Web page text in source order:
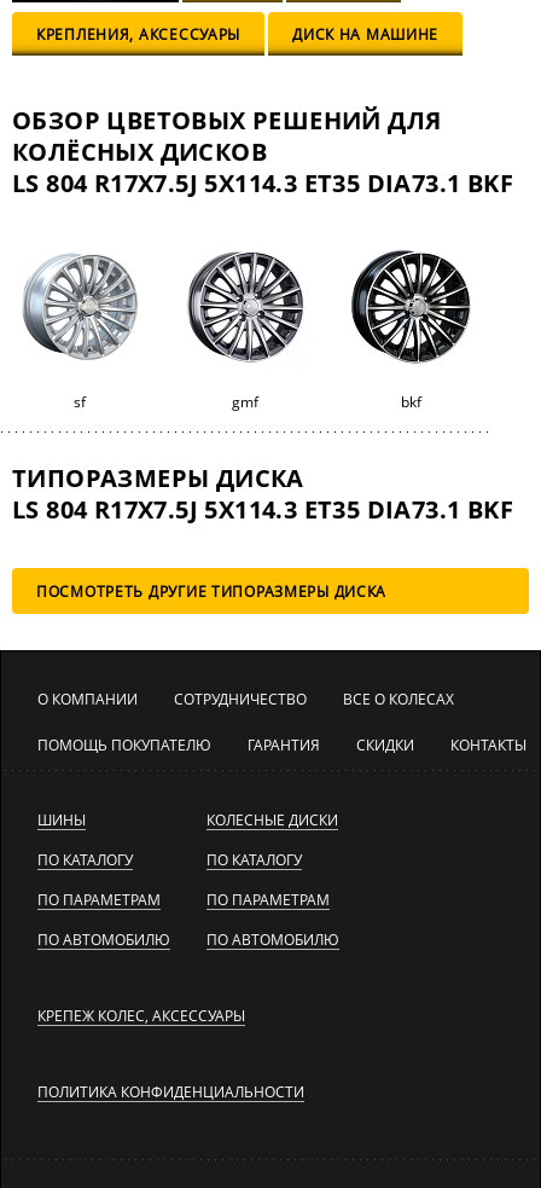
КРЕПЛЕНИЯ, АКСЕССУАРЫ ДИСК НА МАШИНЕ
ОБЗОР ЦВЕТОВЫХ РЕШЕНИЙ ДЛЯ
КОЛЁСНЫХ ДИСКОВ
LS 804 R17X7.5J 5X114.3 ET35 DIA73.1 BKF
sf gmf bkf
ТИПОРАЗМЕРЫ ДИСКА
LS 804 R17X7.5J 5X114.3 ET35 DIA73.1 BKF
ПОСМОТРЕТЬ ДРУГИЕ ТИПОРАЗМЕРЫ ДИСКА
О КОМПАНИИ СОТРУДНИЧЕСТВО ВСЕ О КОЛЕСАХ
ПОМОЩЬ ПОКУПАТЕЛЮ ГАРАНТИЯ СКИДКИ КОНТАКТЫ
ШИНЫ
ПО КАТАЛОГУ
ПО ПАРАМЕТРАМ
ПО АВТОМОБИЛЮ
КОЛЕСНЫЕ ДИСКИ
ПО КАТАЛОГУ
ПО ПАРАМЕТРАМ
ПО АВТОМОБИЛЮ
КРЕПЕЖ КОЛЕС, АКСЕССУАРЫ
ПОЛИТИКА КОНФИДЕНЦИАЛЬНОСТИ